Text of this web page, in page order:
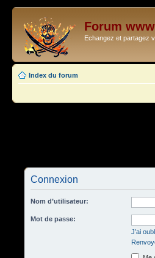
Forum
Echangez et partagez
Index du forum
Connexion
Nom d’utilisateur:
Mot de passe:
J’ai